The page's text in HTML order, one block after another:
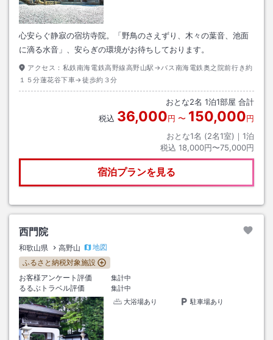
心安らぐ静寂の宿坊寺院。「野鳥のさえずり、木々の葉音、池面
に滴る水音」、安らぎの環境がお待ちしております。
アクセス： 私鉄南海電鉄高野線高野山駅→バス南海電鉄奥之院前行き約
１５分蓮花谷下車→徒歩約３分
おとな2名 1泊1部屋 合計
税込 36,000円 〜 150,000円
おとな1名 (2名1室)｜ 1泊
税込 18,000円〜75,000円
宿泊プランを見る
西門院
和歌山県 高野山
地図
ふるさと納税対象施設
お客様アンケート評価
集計中
るるぶトラベル評価
集計中
大浴場あり
駐車場あり